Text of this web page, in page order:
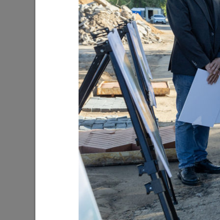
Ильсур Метшин: «Входная группа в
Ленинский сад станет удобнее и
комфортнее»
Ильсур
03/08/2026
Мэр Казани поблагодарил «Парковых
На
Олег
Дима